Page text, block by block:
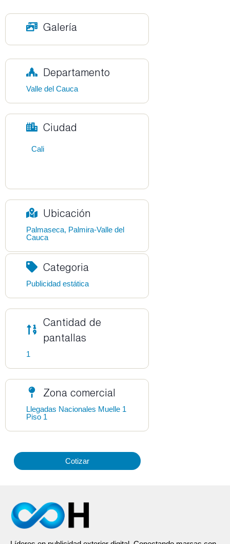
Galería
Departamento
Valle del Cauca
Ciudad
Cali
Ubicación
Palmaseca, Palmira-Valle del
Cauca
Categoria
Publicidad estática
Cantidad de
pantallas
1
Zona comercial
Llegadas Nacionales Muelle 1
Piso 1
Cotizar